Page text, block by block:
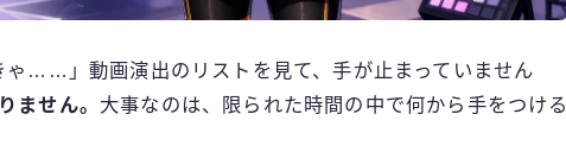
ゃ……」動画演出のリストを見て、手が止まっていません
ません。 大事なのは、限られた時間の中で何から手をつける